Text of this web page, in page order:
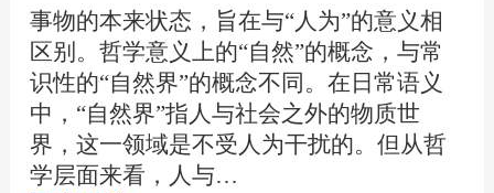
事物的本来状态，旨在与“人为”的意义相
区别。哲学意义上的“自然”的概念，与常
识性的“自然界”的概念不同。在日常语义
中，“自然界”指人与社会之外的物质世
界，这一领域是不受人为干扰的。但从哲
学层面来看，人与…